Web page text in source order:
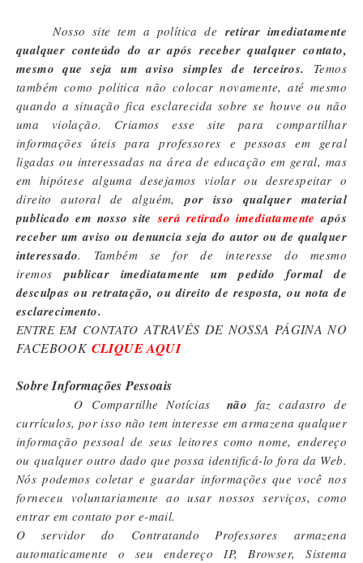
Nosso site tem a política de retirar imediatamente
qualquer conteúdo do ar após receber qualquer contato,
mesmo que seja um aviso simples de terceiros.
Temos
também como politica não colocar novamente, até mesmo
quando a situação fica esclarecida sobre se houve ou não
uma violação. Criamos esse site para compartilhar
informações úteis para professores e pessoas em geral
ligadas ou interessadas na área de educação em geral, mas
em hipótese alguma desejamos violar ou desrespeitar o
direito autoral de alguém,
por isso qualquer material
publicado em nosso site será retirado imediatamente após
receber um aviso ou denuncia seja do autor ou de qualquer
interessado. Também se for de interesse do mesmo
iremos
publicar imediatamente um pedido formal de
desculpas ou retratação, ou direito de resposta, ou nota de
esclarecimento.
ENTRE EM CONTATOATRAVÉS DE NOSSA PÁGINA NO
FACEBOOK CLIQUE AQUI
Sobre Informações Pessoais
O Compartilhe Notícias não faz cadastro de
currículos, por isso não tem interesse em armazena qualquer
informação pessoal de seus leitores como nome, endereço
ou qualquer outro dado que possa identificá-lo fora da Web.
Nós podemos coletar e guardar informações que você nos
forneceu voluntariamente ao usar nossos serviços, como
entrar em contato por e-mail.
O servidor do Contratando Professores armazena
automaticamente o seu endereço IP, Browser, Sistema